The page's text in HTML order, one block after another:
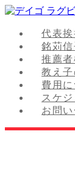
代表挨
銘苅
推薦
教え子
費用
スケ
お問